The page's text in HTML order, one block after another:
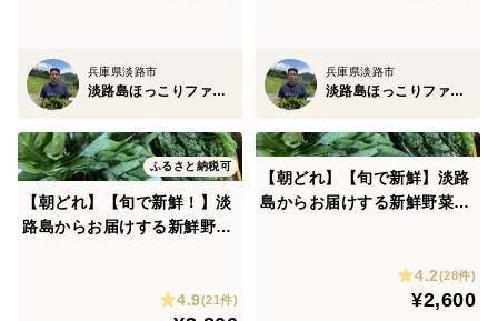
兵庫県淡路市
淡路島ほっこりファーム
兵庫県淡路市
淡路島ほっこりファーム
ふるさと納税可
【朝どれ】【旬で新鮮！】淡
路島からお届けする新鮮野菜
4.9(21件)
【朝どれ】【旬で新鮮】淡路
島からお届けする新鮮野菜セ
4.2(28件)
¥2,600